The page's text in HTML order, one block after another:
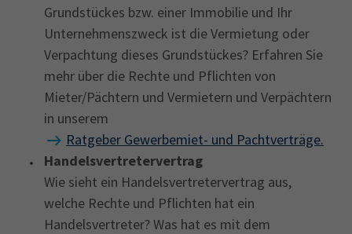
Grundstückes bzw. einer Immobilie und Ihr
Unternehmenszweck ist die Vermietung oder
Verpachtung dieses Grundstückes? Erfahren Sie
mehr über die Rechte und Pflichten von
Mieter/Pächtern und Vermietern und Verpächtern
in unserem
Ratgeber Gewerbemiet- und Pachtverträge.
Handelsvertretervertrag
Wie sieht ein Handelsvertretervertrag aus,
welche Rechte und Pflichten hat ein
Handelsvertreter? Was hat es mit dem